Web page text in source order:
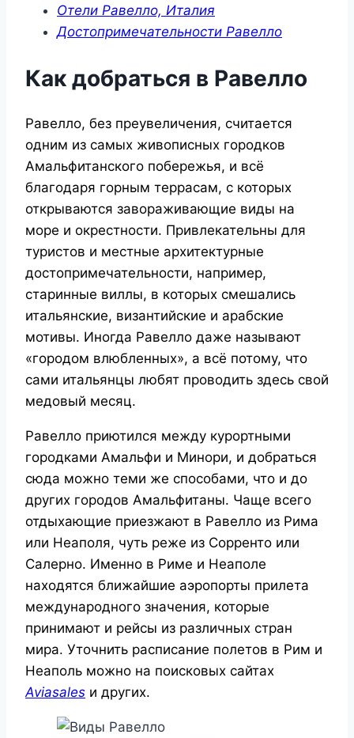
Отели Равелло, Италия
Достопримечательности Равелло
Как добраться в Равелло
Равелло, без преувеличения, считается
одним из самых живописных городков
Амальфитанского побережья, и всё
благодаря горным террасам, с которых
открываются завораживающие виды на
море и окрестности. Привлекательны для
туристов и местные архитектурные
достопримечательности, например,
старинные виллы, в которых смешались
итальянские, византийские и арабские
мотивы. Иногда Равелло даже называют
«городом влюбленных», а всё потому, что
сами итальянцы любят проводить здесь свой
медовый месяц.
Равелло приютился между курортными
городками Амальфи и Минори, и добраться
сюда можно теми же способами, что и до
других городов Амальфитаны. Чаще всего
отдыхающие приезжают в Равелло из Рима
или Неаполя, чуть реже из Сорренто или
Салерно. Именно в Риме и Неаполе
находятся ближайшие аэропорты прилета
международного значения, которые
принимают и рейсы из различных стран
мира. Уточнить расписание полетов в Рим и
Неаполь можно на поисковых сайтах
Aviasales и других.